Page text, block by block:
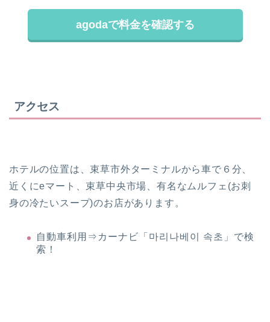
agodaで料金を確認する
アクセス
ホテルの位置は、束草市外ターミナルから車で６分、
近くにeマート、束草中央市場、有名なムルフェ(お刺
身の冷たいスープ)のお店があります。
自動車利用⇒カーナビ「마리나베이 속초」で検
索！